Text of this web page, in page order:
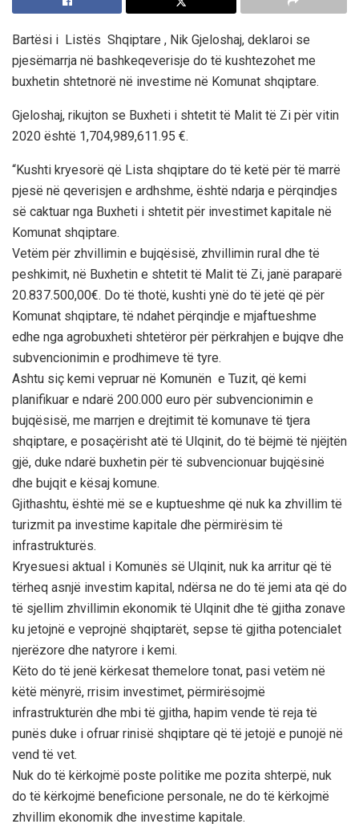
Bartësi i Listës Shqiptare , Nik Gjeloshaj, deklaroi se
pjesëmarrja në bashkeqeverisje do të kushtezohet me
buxhetin shtetnorë në investime në Komunat shqiptare.
Gjeloshaj, rikujton se Buxheti i shtetit të Malit të Zi për vitin
2020 është 1,704,989,611.95 €.
“Kushti kryesorë që Lista shqiptare do të ketë për të marrë
pjesë në qeverisjen e ardhshme, është ndarja e përqindjes
së caktuar nga Buxheti i shtetit për investimet kapitale në
Komunat shqiptare.
Vetëm për zhvillimin e bujqësisë, zhvillimin rural dhe të
peshkimit, në Buxhetin e shtetit të Malit të Zi, janë paraparë
20.837.500,00€. Do të thotë, kushti ynë do të jetë që për
Komunat shqiptare, të ndahet përqindje e mjaftueshme
edhe nga agrobuxheti shtetëror për përkrahjen e bujqve dhe
subvencionimin e prodhimeve të tyre.
Ashtu siç kemi vepruar në Komunën e Tuzit, që kemi
planifikuar e ndarë 200.000 euro për subvencionimin e
bujqësisë, me marrjen e drejtimit të komunave të tjera
shqiptare, e posaçërisht atë të Ulqinit, do të bëjmë të njëjtën
gjë, duke ndarë buxhetin për të subvencionuar bujqësinë
dhe bujqit e kësaj komune.
Gjithashtu, është më se e kuptueshme që nuk ka zhvillim të
turizmit pa investime kapitale dhe përmirësim të
infrastrukturës.
Kryesuesi aktual i Komunës së Ulqinit, nuk ka arritur që të
tërheq asnjë investim kapital, ndërsa ne do të jemi ata që do
të sjellim zhvillimin ekonomik të Ulqinit dhe të gjitha zonave
ku jetojnë e veprojnë shqiptarët, sepse të gjitha potencialet
njerëzore dhe natyrore i kemi.
Këto do të jenë kërkesat themelore tonat, pasi vetëm në
këtë mënyrë, rrisim investimet, përmirësojmë
infrastrukturën dhe mbi të gjitha, hapim vende të reja të
punës duke i ofruar rinisë shqiptare që të jetojë e punojë në
vend të vet.
Nuk do të kërkojmë poste politike me pozita shterpë, nuk
do të kërkojmë beneficione personale, ne do të kërkojmë
zhvillim ekonomik dhe investime kapitale.